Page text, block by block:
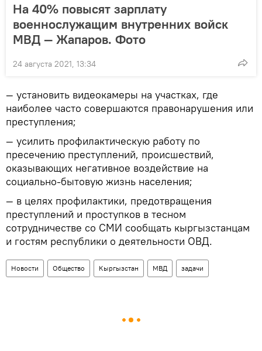
На 40% повысят зарплату
военнослужащим внутренних войск
МВД — Жапаров. Фото
24 августа 2021, 13:34
— установить видеокамеры на участках, где
наиболее часто совершаются правонарушения или
преступления;
— усилить профилактическую работу по
пресечению преступлений, происшествий,
оказывающих негативное воздействие на
социально-бытовую жизнь населения;
— в целях профилактики, предотвращения
преступлений и проступков в тесном
сотрудничестве со СМИ сообщать кыргызстанцам
и гостям республики о деятельности ОВД.
Новости Общество Кыргызстан МВД задачи